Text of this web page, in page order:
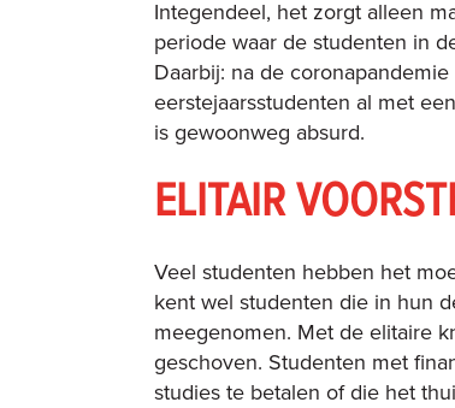
Integendeel, het zorgt alleen
periode waar de studenten in
Daarbij: na de
eerstejaarsstudenten al met
is gewoonweg absurd.
ELITAIR
Veel studenten hebben het
kent wel studenten die in hun
meegenomen. Met de elitaire
geschoven. Studenten met
studies te betalen of die het